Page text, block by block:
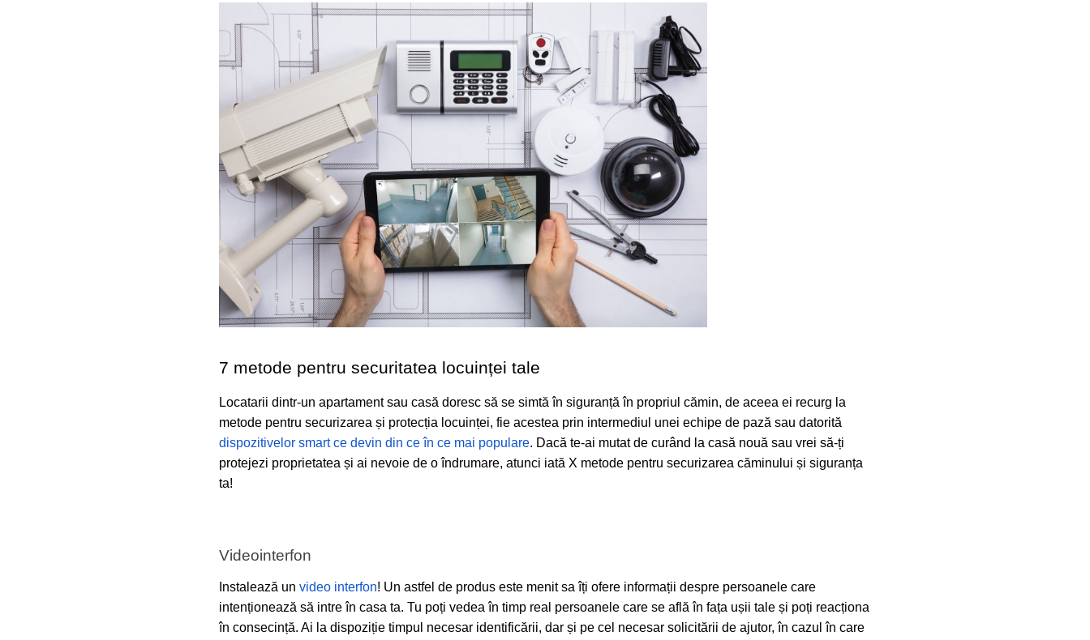
7 metode pentru securitatea locuinței tale
Locatarii dintr-un apartament sau casă doresc să se simtă în siguranță în propriul cămin, de aceea ei recurg la
metode pentru securizarea și protecția locuinței, fie acestea prin intermediul unei echipe de pază sau datorită
dispozitivelor smart ce devin din ce în ce mai populare. Dacă te-ai mutat de curând la casă nouă sau vrei să-ți
protejezi proprietatea și ai nevoie de o îndrumare, atunci iată X metode pentru securizarea căminului și siguranța
ta!
Videointerfon
Instalează un video interfon! Un astfel de produs este menit sa îți ofere informații despre persoanele care
intenționează să intre în casa ta. Tu poți vedea în timp real persoanele care se află în fața ușii tale și poți reacționa
în consecință. Ai la dispoziție timpul necesar identificării, dar și pe cel necesar solicitării de ajutor, în cazul în care